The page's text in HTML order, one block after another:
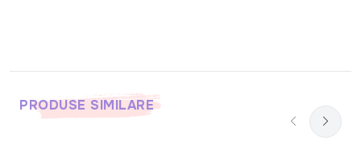
PRODUSE SIMILARE